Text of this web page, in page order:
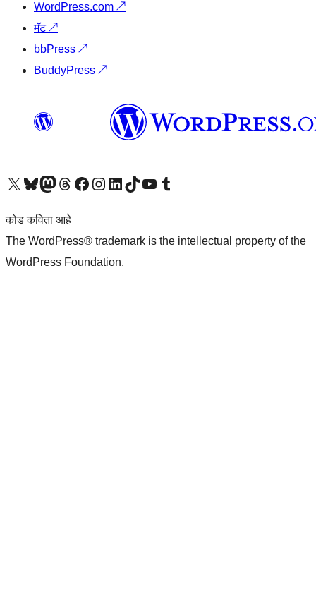
WordPress.com ↗
मॅट↗
bbPress ↗
BuddyPress ↗
आमच्या X (एक्स) (पूर्वीचे ट्विटर) खात्याला भेट द्या आमच्या ब्लूस्की खात्याला भेट द्या.आमच्या Mastodon खात्याला भेट द्या.आमच्या थ्रेड्स खात्याला भेट द्या. आमच्या फेसबुक पेजला भेट द्या आमच्या इंस्टाग्राम खात्याला भेट द्या आमच्या लिंक्डइन खात्याला भेट द्या आमच्या टिकटॉक अकाउंटला भेट द्या.आमच्या यूट्यूब चॅनेलला भेट द्या आमच्या टंबलर खात्याला भेट द्या.
कोड कविता आहे
The WordPress® trademark is the intellectual property of the
WordPress Foundation.